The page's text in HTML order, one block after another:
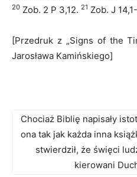
20 Zob. 2 P 3,12. 21 Zob. J
[Przedruk z „Signs of the
Jarosława Kamińskiego]
Chociaż Biblię napisały
ona tak jak każda inna
stwierdził, że święci
kierowani